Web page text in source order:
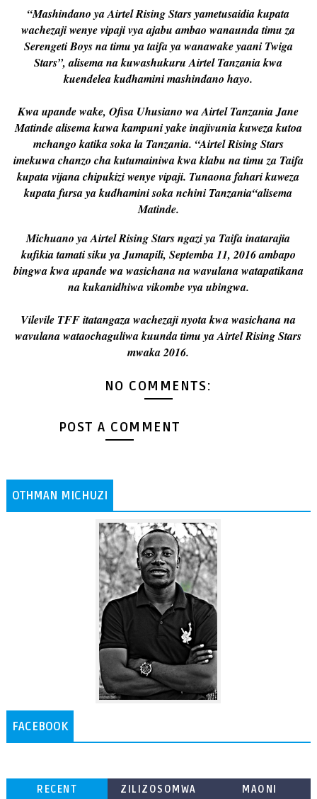
“Mashindano ya Airtel Rising Stars yametusaidia kupata
wachezaji wenye vipaji vya ajabu ambao wanaunda timu za
Serengeti Boys na timu ya taifa ya wanawake yaani Twiga
Stars”, alisema na kuwashukuru Airtel Tanzania kwa
kuendelea kudhamini mashindano hayo.
Kwa upande wake, Ofisa Uhusiano wa Airtel Tanzania Jane
Matinde alisema kuwa kampuni yake inajivunia kuweza kutoa
mchango katika soka la Tanzania. “Airtel Rising Stars
imekuwa chanzo cha kutumainiwa kwa klabu na timu za Taifa
kupata vijana chipukizi wenye vipaji. Tunaona fahari kuweza
kupata fursa ya kudhamini soka nchini Tanzania“alisema
Matinde.
Michuano ya Airtel Rising Stars ngazi ya Taifa inatarajia
kufikia tamati siku ya Jumapili, Septemba 11, 2016 ambapo
bingwa kwa upande wa wasichana na wavulana watapatikana
na kukanidhiwa vikombe vya ubingwa.
Vilevile TFF itatangaza wachezaji nyota kwa wasichana na
wavulana wataochaguliwa kuunda timu ya Airtel Rising Stars
mwaka 2016.
NO COMMENTS:
POST A COMMENT
OTHMAN MICHUZI
FACEBOOK
RECENT ZILIZOSOMWA MAONI